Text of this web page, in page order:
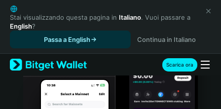
English
日本語
Tiếng Việt
Español (Latinoamérica)
Türkçe
Italiano
Stai visualizzando questa pagina in Italiano. Vuoi passare a
English?
Passa a English
Continua in Italiano
Scarica ora